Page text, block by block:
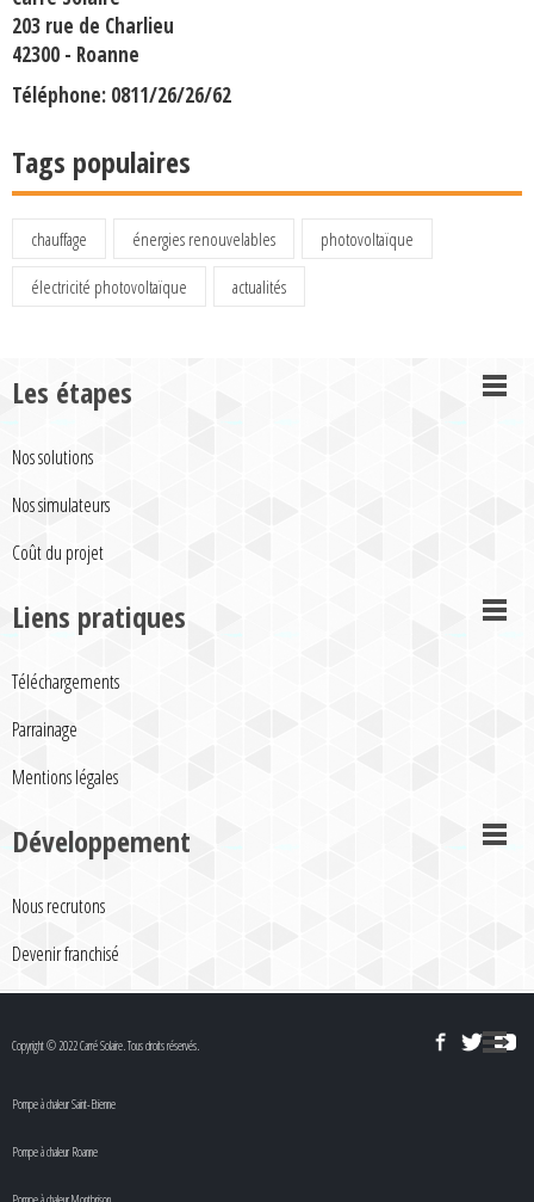
203 rue de Charlieu
42300 - Roanne
Téléphone: 0811/26/26/62
Tags populaires
chauffage énergies renouvelables
photovoltaïque
électricité photovoltaïque
actualités
Les étapes
Nos solutions
Nos simulateurs
Coût du projet
Liens pratiques
Téléchargements
Parrainage
Mentions légales
Développement
Nous recrutons
Devenir franchisé
Copyright © 2022 Carré Solaire. Tous droits réservés.
Pompe à chaleur Saint-Etienne
Pompe à chaleur Roanne